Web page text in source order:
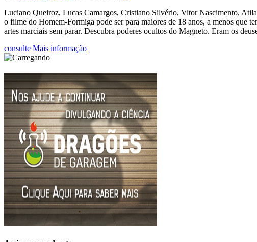
Luciano Queiroz, Lucas Camargos, Cristiano Silvério, Vitor Nascimento,
o filme do Homem-Formiga pode ser para maiores de 18 anos, a menos que
artes marciais sem parar. Descubra poderes ocultos do Magneto. Eram os
consulte Mais informação